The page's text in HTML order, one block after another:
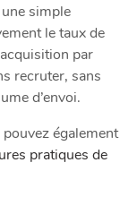
simple
le taux de
par
recruter, sans
d’envoi.
également
pratiques de